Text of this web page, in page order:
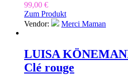
99,00 €
Zum Produkt
Vendor:
Merci Maman
LUISA
Clé rouge